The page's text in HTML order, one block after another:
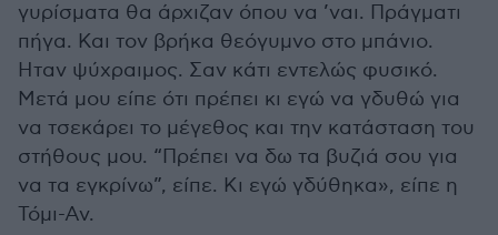
γυρίσματα θα άρχιζαν όπου να ’ναι. Πράγματι
πήγα. Και τον βρήκα θεόγυμνο στο μπάνιο.
Ηταν ψύχραιμος. Σαν κάτι εντελώς φυσικό.
Μετά μου είπε ότι πρέπει κι εγώ να γδυθώ για
να τσεκάρει το μέγεθος και την κατάσταση του
στήθους μου. “Πρέπει να δω τα βυζιά σου για
να τα εγκρίνω”, είπε. Κι εγώ γδύθηκα», είπε η
Τόμι-Αν.